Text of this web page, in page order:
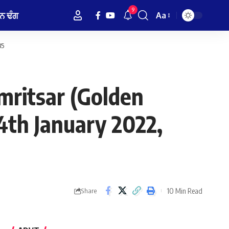
ਢੰਗ 9
Font
Aa
(Golden
January 2022,
Share 10 Min Read